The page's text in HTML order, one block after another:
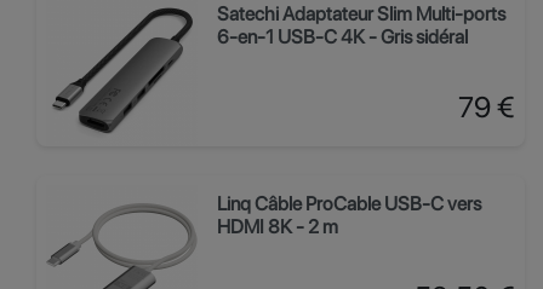
Satechi Adaptateur Slim Multi-ports
6-en-1 USB-C 4K - Gris sidéral
Prix
79 €
Linq Câble ProCable USB-C vers
HDMI 8K - 2 m